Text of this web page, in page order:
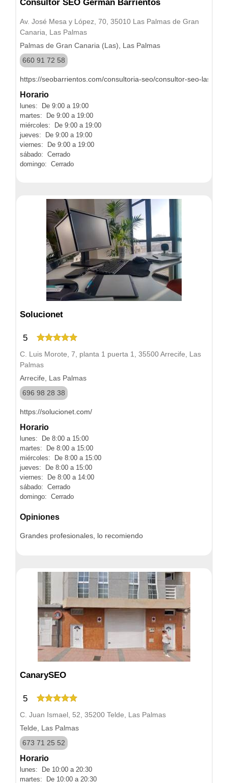
Consultor SEO Germán Barrientos
Av. José Mesa y López, 70, 35010 Las Palmas de Gran
Canaria, Las Palmas
Palmas de Gran Canaria (Las), Las Palmas
660 91 72 58
https://seobarrientos.com/consultoria-seo/consultor-seo-las-
Horario
lunes: De 9:00 a 19:00
martes: De 9:00 a 19:00
miércoles: De 9:00 a 19:00
jueves: De 9:00 a 19:00
viernes: De 9:00 a 19:00
sábado: Cerrado
domingo: Cerrado
Solucionet
5
C. Luis Morote, 7, planta 1 puerta 1, 35500 Arrecife, Las
Palmas
Arrecife, Las Palmas
696 98 28 38
https://solucionet.com/
Horario
lunes: De 8:00 a 15:00
martes: De 8:00 a 15:00
miércoles: De 8:00 a 15:00
jueves: De 8:00 a 15:00
viernes: De 8:00 a 14:00
sábado: Cerrado
domingo: Cerrado
Opiniones
Grandes profesionales, lo recomiendo
CanarySEO
5
C. Juan Ismael, 52, 35200 Telde, Las Palmas
Telde, Las Palmas
673 71 25 52
Horario
lunes: De 10:00 a 20:30
martes: De 10:00 a 20:30